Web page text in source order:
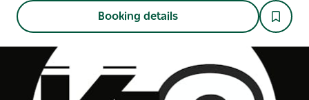
Booking details